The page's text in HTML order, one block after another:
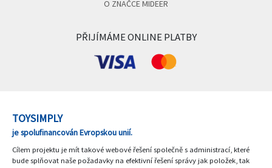
O ZNAČCE MIDEER
PŘIJÍMÁME ONLINE PLATBY
TOYSIMPLY
je spolufinancován Evropskou unií.
Cílem projektu je mít takové webové řešení společně s administrací, které
bude splňovat naše požadavky na efektivní řešení správy jak položek, tak